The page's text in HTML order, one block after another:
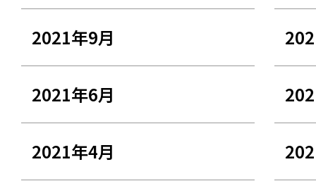
2021年9月
2021年6月
2021年4月